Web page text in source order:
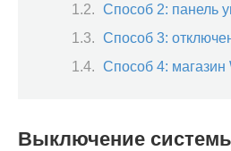
Способ 2: панель
Способ 3:
Способ 4: магазин
Выключение